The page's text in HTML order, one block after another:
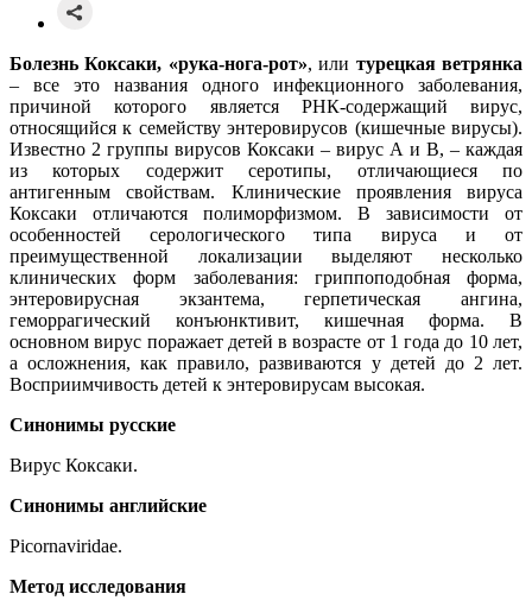
БолезньКоксаки, «рука-нога-рот», или турецкая ветрянка
– все это названия одного инфекционного заболевания,
причиной которого является РНК-содержащий вирус,
относящийся к семейству энтеровирусов (кишечные вирусы).
Известно 2 группы вирусов Коксаки – вирус А и В, – каждая
из которых содержит серотипы, отличающиеся по
антигенным свойствам. Клинические проявления вируса
Коксаки отличаются полиморфизмом. В зависимости от
особенностей серологического типа вируса и от
преимущественной локализации выделяют несколько
клинических форм заболевания: гриппоподобная форма,
энтеровирусная экзантема, герпетическая ангина,
геморрагический конъюнктивит, кишечная форма. В
основном вирус поражает детей в возрасте от 1 года до 10 лет,
а осложнения, как правило, развиваются у детей до 2 лет.
Восприимчивость детей к энтеровирусам высокая.
Синонимы русские
Вирус Коксаки.
Синонимы английские
Picornaviridae.
Метод исследования